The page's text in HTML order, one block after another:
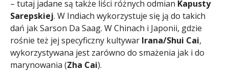
– tutaj jadane są także liści różnych odmian Kapusty
Sarepskiej. W Indiach wykorzystuje się ją do takich
dań jak Sarson Da Saag. W Chinach i Japonii, gdzie
rośnie też jej specyficzny kultywar Irana/Shui Cai,
wykorzystywana jest zarówno do smażenia jak i do
marynowania (Zha Cai).